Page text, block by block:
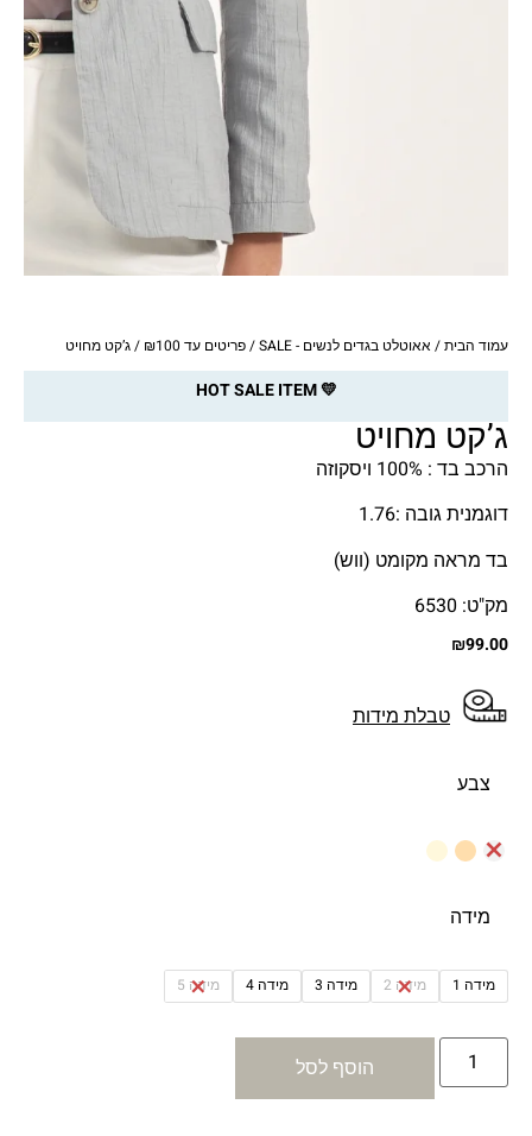
עמוד הבית/אאוטלט בגדים לנשים - SALE /פריטים עד ₪100 / ג’קט מחויט
💛 HOT SALE ITEM
ג’קט מחויט
הרכב בד : 100% ויסקוזה
דוגמנית גובה :1.76
בד מראה מקומט (ווש)
מק"ט: 6530
₪99.00
טבלת מידות
צבע
מידה
מידה 1 מידה 2 מידה 3 מידה 4 מידה 5
הוסף לסל